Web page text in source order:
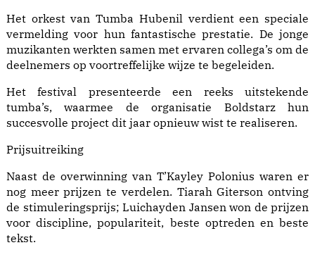
Het orkest van Tumba Hubenil verdient een speciale
vermelding voor hun fantastische prestatie. De jonge
muzikanten werkten samen met ervaren collega’s om de
deelnemers op voortreffelijke wijze te begeleiden.
Het festival presenteerde een reeks uitstekende
tumba’s, waarmee de organisatie Boldstarz hun
succesvolle project dit jaar opnieuw wist te realiseren.
Prijsuitreiking
Naast de overwinning van T’Kayley Polonius waren er
nog meer prijzen te verdelen. Tiarah Giterson ontving
de stimuleringsprijs; Luichayden Jansen won de prijzen
voor discipline, populariteit, beste optreden en beste
tekst.